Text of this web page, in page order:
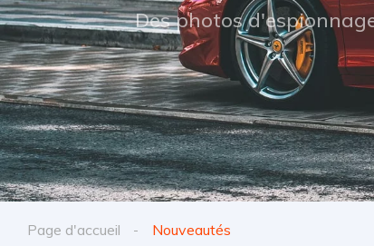
Des photos
Page d'accueil Nouveautés